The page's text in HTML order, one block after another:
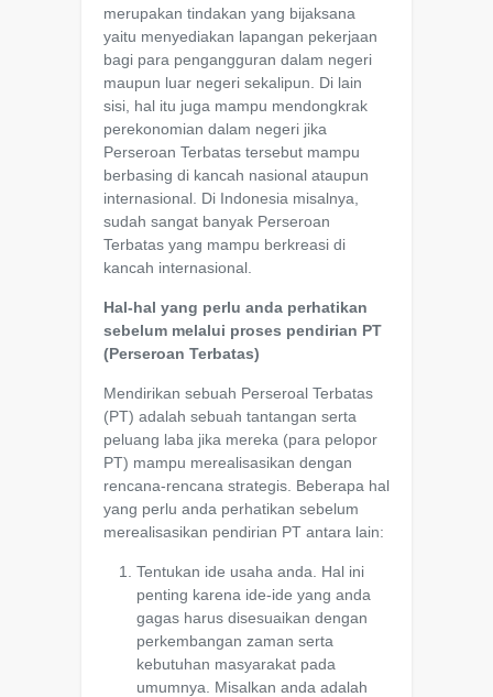
merupakan tindakan yang bijaksana
yaitu menyediakan lapangan pekerjaan
bagi para pengangguran dalam negeri
maupun luar negeri sekalipun. Di lain
sisi, hal itu juga mampu mendongkrak
perekonomian dalam negeri jika
Perseroan Terbatas tersebut mampu
berbasing di kancah nasional ataupun
internasional. Di Indonesia misalnya,
sudah sangat banyak Perseroan
Terbatas yang mampu berkreasi di
kancah internasional.
Hal-hal yang perlu anda perhatikan
sebelum melalui proses pendirian PT
(Perseroan Terbatas)
Mendirikan sebuah Perseroal Terbatas
(PT) adalah sebuah tantangan serta
peluang laba jika mereka (para pelopor
PT) mampu merealisasikan dengan
rencana-rencana strategis. Beberapa hal
yang perlu anda perhatikan sebelum
merealisasikan pendirian PT antara lain:
Tentukan ide usaha anda. Hal ini
penting karena ide-ide yang anda
gagas harus disesuaikan dengan
perkembangan zaman serta
kebutuhan masyarakat pada
umumnya. Misalkan anda adalah